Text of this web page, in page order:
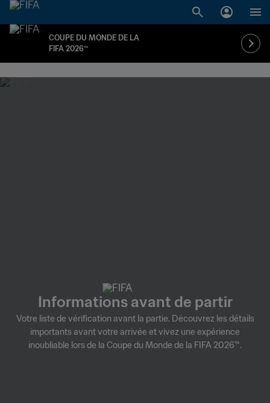
COUPE DU MONDE DE LA
FIFA 2026™
Informations avant de partir
Votre liste de vérification avant la partie. Découvrez les détails
importants avant votre arrivée et vivez une expérience
inoubliable lors de la Coupe du Monde de la FIFA 2026™.